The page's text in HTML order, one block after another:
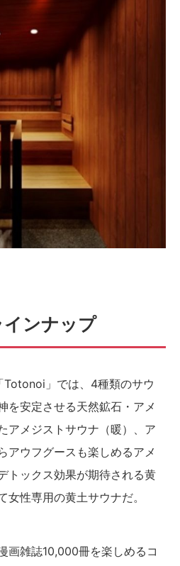
ンナップ
Totonoi」では、4種類のサウ
を安定させる天然鉱石・アメ
アメジストサウナ（暖）、ア
アウフグースも楽しめるアメ
トックス効果が期待される黄
性専用の黄土サウナだ。
画雑誌10,000冊を楽しめるコ